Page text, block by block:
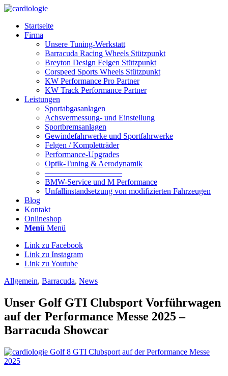
Startseite
Firma
Unsere Tuning-Werkstatt
Barracuda Racing Wheels Stützpunkt
Breyton Design Felgen Stützpunkt
Corspeed Sports Wheels Stützpunkt
KW Performance Pro Partner
KW Track Performance Partner
Leistungen
Sportabgasanlagen
Achsvermessung- und Einstellung
Sportbremsanlagen
Gewindefahrwerke und Sportfahrwerke
Felgen / Kompletträder
Performance-Upgrades
Optik-Tuning & Aerodynamik
—————————–
BMW-Service und M Performance
Unfallinstandsetzung von modifizierten Fahrzeugen
Blog
Kontakt
Onlineshop
Menü Menü
Link zu Facebook
Link zu Instagram
Link zu Youtube
Allgemein, Barracuda, News
Unser Golf GTI Clubsport Vorführwagen
auf der Performance Messe 2025 –
Barracuda Showcar